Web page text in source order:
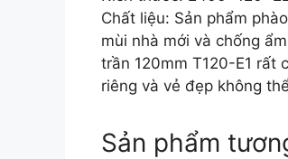
Chất liệu: Sản phẩm
mùi nhà mới và chống
trần 120mm T120-E1 rất
riêng và vẻ đẹp không
Sản phẩm